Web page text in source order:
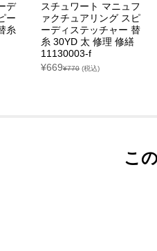
デ
ー
糸
スチュワート マニュフ
ァクチュアリング スピ
ーディステッチャー 替
糸 30YD 太 修理 修繕
11130003-f
¥669¥770 (税込)
こ